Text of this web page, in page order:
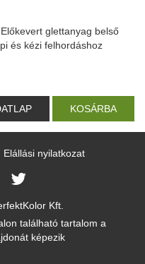
glettanyag belső
és kézi felhordáshoz
KOSÁRBA
Elállási nyilatkozat
Kft.
található tartalom a
képezik